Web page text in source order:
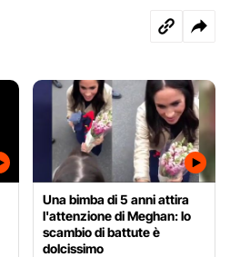
Una bimba di 5 anni attira
l'attenzione di Meghan: lo
scambio di battute è
dolcissimo